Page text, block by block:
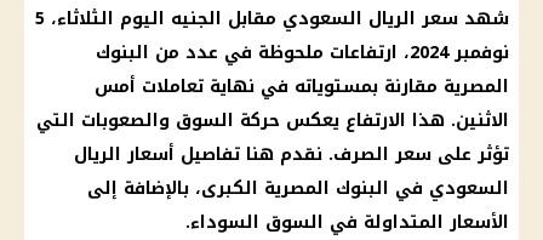
شهد سعر الريال السعودي مقابل الجنيه اليوم الثلاثاء، 5
نوفمبر 2024، ارتفاعات ملحوظة في عدد من البنوك
المصرية مقارنة بمستوياته في نهاية تعاملات أمس
الاثنين. هذا الارتفاع يعكس حركة السوق والصعوبات التي
تؤثر على سعر الصرف. نقدم هنا تفاصيل أسعار الريال
السعودي في البنوك المصرية الكبرى، بالإضافة إلى
الأسعار المتداولة في السوق السوداء.